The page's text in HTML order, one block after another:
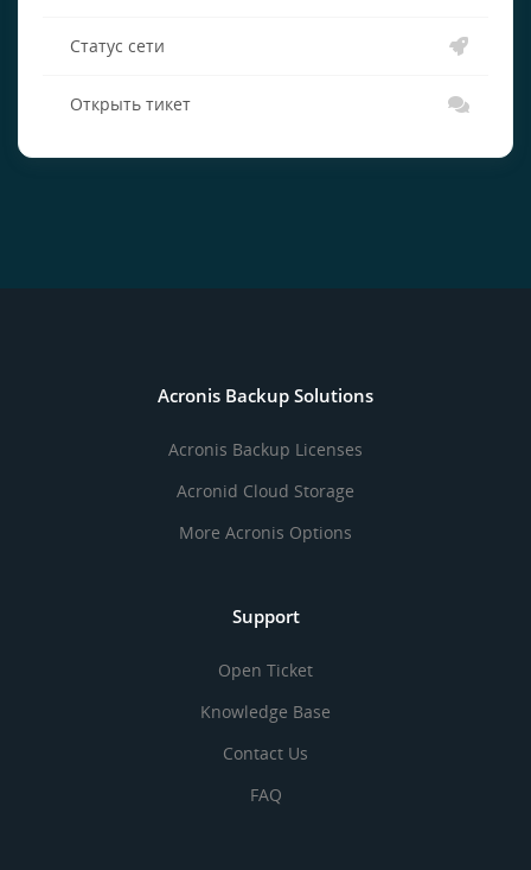
Статус сети
Открыть тикет
Acronis Backup Solutions
Acronis Backup Licenses
Acronid Cloud Storage
More Acronis Options
Support
Open Ticket
Knowledge Base
Contact Us
FAQ